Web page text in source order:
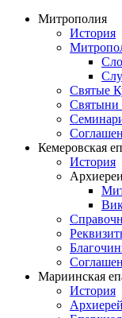
Митрополия
История
Святые
Святыни
Кемеровская
История
Архиереи
Мариинская
История
Архиерей